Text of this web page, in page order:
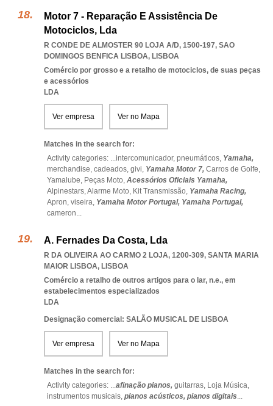
Motor 7 - Reparação E Assistência De
Motociclos, Lda
R CONDE DE ALMOSTER 90 LOJA A/D, 1500-197, SAO
DOMINGOS BENFICA LISBOA, LISBOA
Comércio por grosso e a retalho de motociclos, de suas peças
e acessórios
LDA
Ver empresa Ver no Mapa
Matches in the search for:
Activity categories: ...intercomunicador, pneumáticos, Yamaha,
merchandise, cadeados, givi, Yamaha Motor 7, Carros de Golfe,
Yamalube, Peças Moto, Acessórios Oficiais Yamaha,
Alpinestars,Alarme Moto, Kit Transmissão, Yamaha Racing,
Apron, viseira, Yamaha Motor Portugal, Yamaha Portugal,
cameron...
A. Fernades Da Costa, Lda
R DA OLIVEIRA AO CARMO 2 LOJA, 1200-309, SANTA MARIA
MAIOR LISBOA, LISBOA
Comércio a retalho de outros artigos para o lar, n.e., em
estabelecimentos especializados
LDA
Designação comercial: SALÃO MUSICAL DE LISBOA
Ver empresa Ver no Mapa
Matches in the search for:
Activity categories: ...afinação pianos, guitarras, Loja Música,
instrumentos musicais, pianos acústicos, pianos digitais...